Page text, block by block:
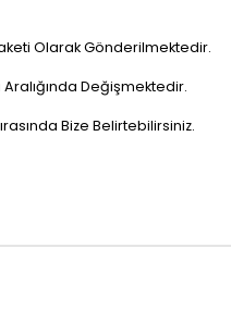
Olarak Gönderilmektedir.
Değişmektedir.
Bize Belirtebilirsiniz.